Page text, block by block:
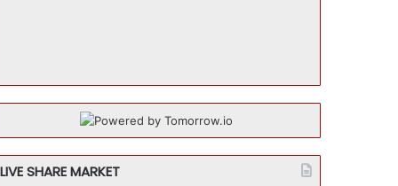
LIVE SHARE MARKET